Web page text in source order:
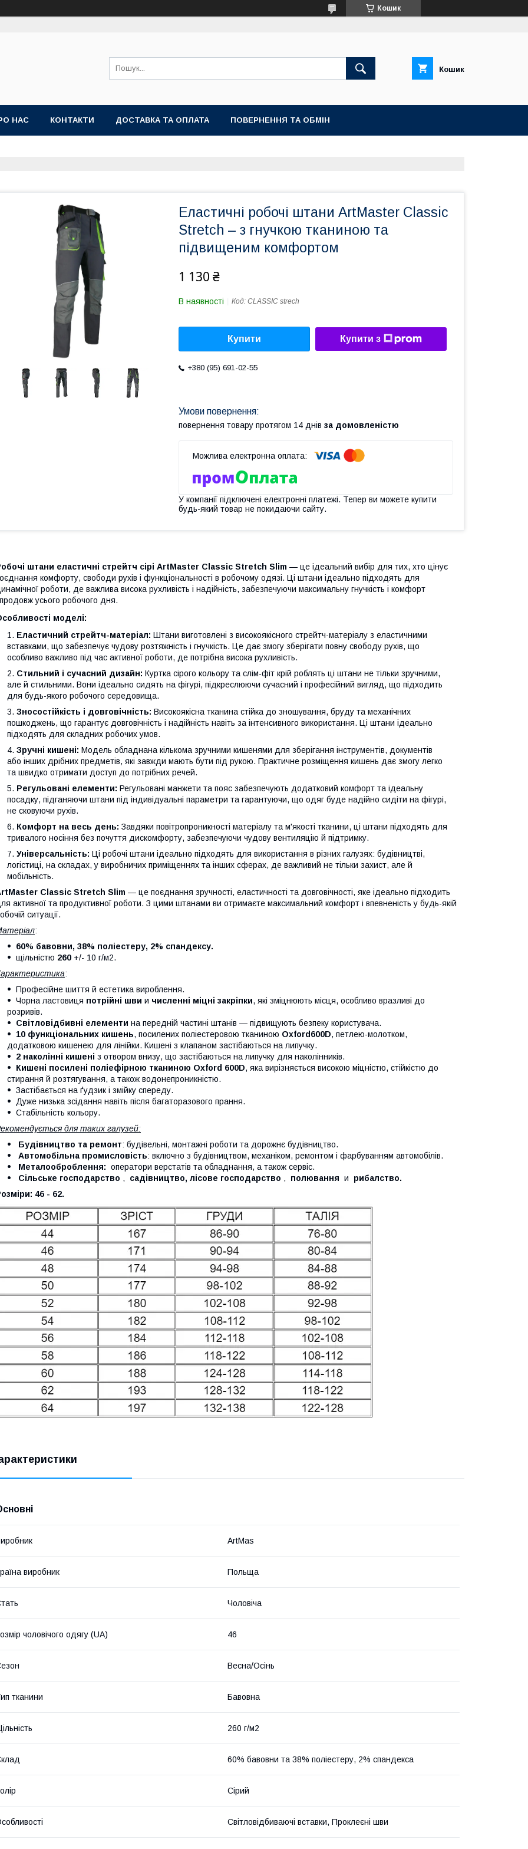
Кошик
Кошик
НАС КОНТАКТИ ДОСТАВКА ТА ОПЛАТА ПОВЕРНЕННЯ ТА ОБМІН
Еластичні робочі штани ArtMaster Classic
Stretch – з гнучкою тканиною та
підвищеним комфортом
1 130 ₴
В наявності Код: CLASSIC strech
Купити Купити з
+380 (95) 691-02-55
повернення товару протягом 14 днів за домовленістю
У компанії підключені електронні платежі. Тепер ви можете купити
будь-який товар не покидаючи сайту.
штани еластичні стрейтч сірі ArtMaster Classic Stretch Slim — це ідеальний вибір для тих, хто цінує
комфорту, свободи рухів і функціональності в робочому одязі. Ці штани ідеально підходять для
роботи, де важлива висока рухливість і надійність, забезпечуючи максимальну гнучкість і комфорт
усього робочого дня.
моделі:
Еластичний стрейтч-матеріал: Штани виготовлені з високоякісного стрейтч-матеріалу з еластичними
вставками, що забезпечує чудову розтяжність і гнучкість. Це дає змогу зберігати повну свободу рухів, що
особливо важливо під час активної роботи, де потрібна висока рухливість.
Стильний і сучасний дизайн: Куртка сірого кольору та слім-фіт крій роблять ці штани не тільки зручними,
але й стильними. Вони ідеально сидять на фігурі, підкреслюючи сучасний і професійний вигляд, що підходить
для будь-якого робочого середовища.
Зносостійкість і довговічність: Високоякісна тканина стійка до зношування, бруду та механічних
пошкоджень, що гарантує довговічність і надійність навіть за інтенсивного використання. Ці штани ідеально
підходять для складних робочих умов.
Зручні кишені: Модель обладнана кількома зручними кишенями для зберігання інструментів, документів
або інших дрібних предметів, які завжди мають бути під рукою. Практичне розміщення кишень дає змогу легко
та швидко отримати доступ до потрібних речей.
Регульовані елементи: Регульовані манжети та пояс забезпечують додатковий комфорт та ідеальну
посадку, підганяючи штани під індивідуальні параметри та гарантуючи, що одяг буде надійно сидіти на фігурі,
не сковуючи рухів.
Комфорт на весь день: Завдяки повітропроникності матеріалу та м'якості тканини, ці штани підходять для
тривалого носіння без почуття дискомфорту, забезпечуючи чудову вентиляцію й підтримку.
Універсальність: Ці робочі штани ідеально підходять для використання в різних галузях: будівництві,
логістиці, на складах, у виробничих приміщеннях та інших сферах, де важливий не тільки захист, але й
мобільність.
Classic Stretch Slim — це поєднання зручності, еластичності та довговічності, яке ідеально підходить
активної та продуктивної роботи. З цими штанами ви отримаєте максимальний комфорт і впевненість у будь-якій
ситуації.
:
60% бавовни, 38% поліестеру, 2% спандексу.
щільністю 260 +/- 10 г/м2.
:
Професійне шиття й естетика вироблення.
Чорна ластовиця потрійні шви и численні міцні закріпки, які зміцнюють місця, особливо вразливі до
розривів.
Світловідбивні елементи на передній частині штанів — підвищують безпеку користувача.
10 функціональних кишень, посилених поліестеровою тканиною Oxford600D, петлею-молотком,
додатковою кишенею для лінійки. Кишені з клапаном застібаються на липучку.
2 наколінні кишені з отвором внизу, що застібаються на липучку для наколінників.
Кишені посилені поліефірною тканиною Oxford 600D, яка вирізняється високою міцністю, стійкістю до
стирання й розтягування, а також водонепроникністю.
Застібається на ґудзик і змійку спереду.
Дуже низька зсідання навіть після багаторазового прання.
Стабільність кольору.
для таких галузей:
Будівництво та ремонт: будівельні, монтажні роботи та дорожнє будівництво.
Автомобільна промисловість: включно з будівництвом, механіком, ремонтом і фарбуванням автомобілів.
Металооброблення: оператори верстатів та обладнання, а також сервіс.
Сільське господарство , садівництво, лісове господарство , полювання и рибалство.
46 - 62.
ArtMas
виробник Польща
Чоловіча
чоловічого одягу (UA) 46
Весна/Осінь
тканини Бавовна
260 г/м2
60% бавовни та 38% поліестеру, 2% спандекса
Сірий
Світловідбиваючі вставки, Проклеєні шви